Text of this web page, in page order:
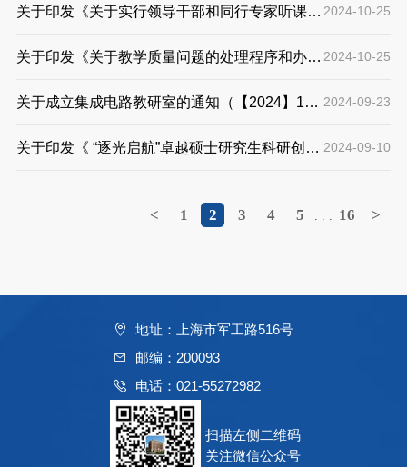
（【2024】20 ）
关于印发《关于实行领导干部和同行专家听课制 2024-10-25
关于印发《关于教学质量问题的处理程序和办
2024-10-25
关于成立集成电路教研室的通知（【2024】17
2024-09-23
关于印发《 “逐光启航”卓越硕士研究生科研创新 2024-09-10
< 1 2 3 4 5 16 >
地址：上海市军工路516号
邮编：200093
电话：021-55272982
扫描左侧二维码
关注微信公众号